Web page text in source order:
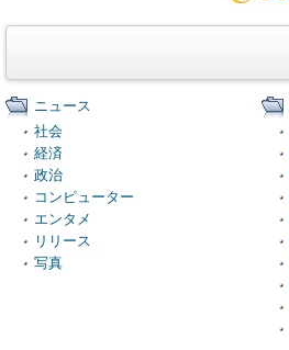
ニュース
社会
経済
政治
コンピューター
エンタメ
リリース
写真